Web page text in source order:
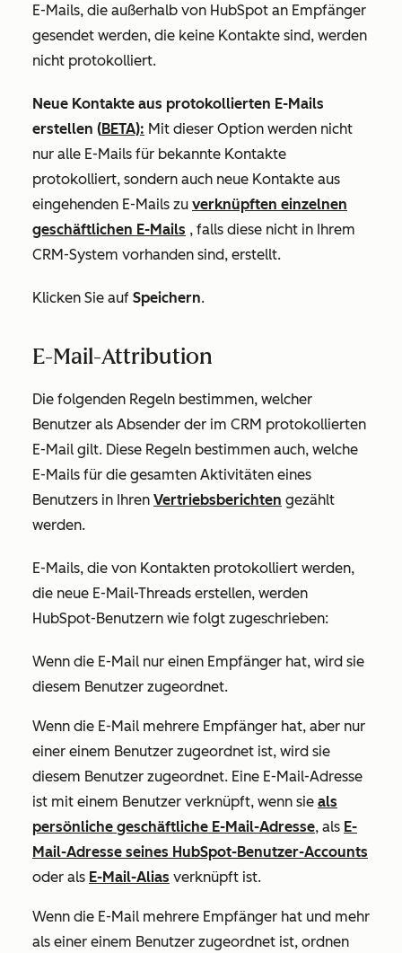
E-Mails, die außerhalb von HubSpot an Empfänger
gesendet werden, die keine Kontakte sind, werden
nicht protokolliert.
Neue Kontakte aus protokollierten E-Mails
erstellen (BETA): Mit dieser Option werden nicht
nur alle E-Mails für bekannte Kontakte
protokolliert, sondern auch neue Kontakte aus
eingehenden E-Mails zu verknüpften einzelnen
geschäftlichen E-Mails , falls diese nicht in Ihrem
CRM-System vorhanden sind, erstellt.
Klicken Sie auf Speichern.
E-Mail-Attribution
Die folgenden Regeln bestimmen, welcher
Benutzer als Absender der im CRM protokollierten
E-Mail gilt. Diese Regeln bestimmen auch, welche
E-Mails für die gesamten Aktivitäten eines
Benutzers in Ihren Vertriebsberichten gezählt
werden.
E-Mails, die von Kontakten protokolliert werden,
die neue E-Mail-Threads erstellen, werden
HubSpot-Benutzern wie folgt zugeschrieben:
Wenn die E-Mail nur einen Empfänger hat, wird sie
diesem Benutzer zugeordnet.
Wenn die E-Mail mehrere Empfänger hat, aber nur
einer einem Benutzer zugeordnet ist, wird sie
diesem Benutzer zugeordnet. Eine E-Mail-Adresse
ist mit einem Benutzer verknüpft, wenn sie als
persönliche geschäftliche E-Mail-Adresse, als E-
Mail-Adresse seines HubSpot-Benutzer-Accounts
oder als E-Mail-Alias verknüpft ist.
Wenn die E-Mail mehrere Empfänger hat und mehr
als einer einem Benutzer zugeordnet ist, ordnen